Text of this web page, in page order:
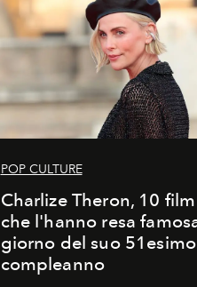
POP CULTURE
Charlize Theron, 10
che l'hanno resa
giorno del suo 51esimo
compleanno